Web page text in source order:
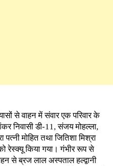
से वाहन में संवार एक परिवार के
निवासी डी-11, संजय मोहल्ला,
पत्नी मोहित तथा जितिशा मिश्रा
रेस्क्यू किया गया। गंभीर रूप से
से ब्रज लाल अस्पताल हल्द्वानी